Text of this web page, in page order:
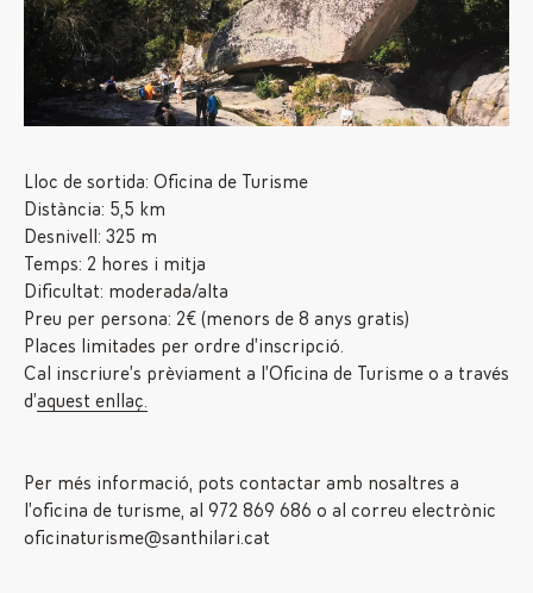
Lloc de sortida: Oficina de Turisme
Distància: 5,5 km
Desnivell: 325 m
Temps: 2 hores i mitja
Dificultat: moderada/alta
Preu per persona: 2€ (menors de 8 anys gratis)
Places limitades per ordre d’inscripció.
Cal inscriure’s prèviament a l’Oficina de Turisme o a través
d’aquest enllaç.
Per més informació, pots contactar amb nosaltres a
l’oficina de turisme, al 972 869 686 o al correu electrònic
oficinaturisme@santhilari.cat